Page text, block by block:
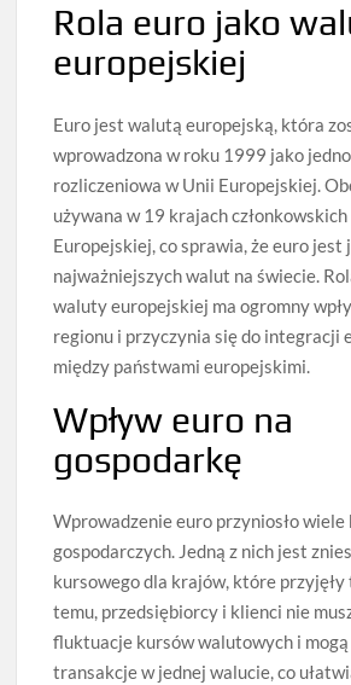
Rola euro jako
europejskiej
Euro jest walutą europejską, która
wprowadzona w roku 1999 jako
rozliczeniowa w Unii Europejskiej.
używana w 19 krajach
Europejskiej, co sprawia, że euro jest
najważniejszych walut na świecie.
waluty europejskiej ma ogromny
regionu i przyczynia się do integracji
między państwami europejskimi.
Wpływ euro na
gospodarkę
Wprowadzenie euro przyniosło wiele
gospodarczych. Jedną z nich jest
kursowego dla krajów, które
temu, przedsiębiorcy i klienci nie
fluktuacje kursów walutowych i
transakcje w jednej walucie, co